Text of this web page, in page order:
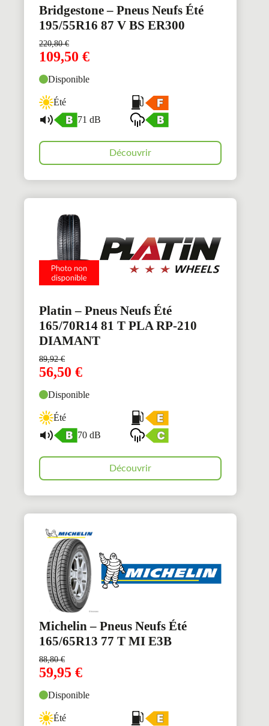
Bridgestone – Pneus Neufs Été
195/55R16 87 V BS ER300
220,80€
109,50 €
Disponible
Été
71 dB
Découvrir
Platin – Pneus Neufs Été
165/70R14 81 T PLA RP-210
DIAMANT
89,92€
56,50 €
Disponible
Été
70 dB
Découvrir
Michelin – Pneus Neufs Été
165/65R13 77 T MI E3B
88,80€
59,95 €
Disponible
Été